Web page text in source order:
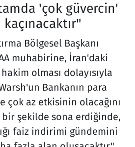
'çok güvercin'
Bölgesel Başkanı
muhabirine, İran'daki
olması dolayısıyla
Bankanın para
çok az etkisinin olacağını
şekilde sona erdiğinde,
faiz indirimi gündemini